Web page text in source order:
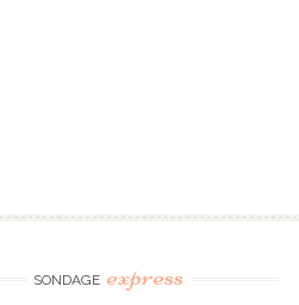
SONDAGE express